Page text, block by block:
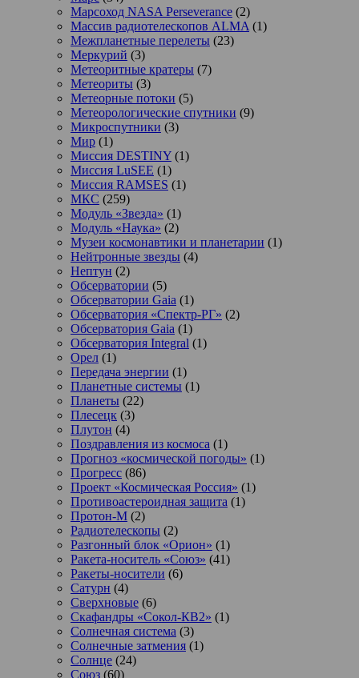
Марсоход NASA Perseverance (2)
Массив радиотелескопов ALMA (1)
Межпланетные перелеты (23)
Меркурий (3)
Метеоритные кратеры (7)
Метеориты (3)
Метеорные потоки (5)
Метеорологические спутники (9)
Микроспутники (3)
Мир (1)
Миссия DESTINY (1)
Миссия LuSEE (1)
Миссия RAMSES (1)
МКС (259)
Модуль «Звезда» (1)
Модуль «Наука» (2)
Музеи космонавтики и планетарии (1)
Нейтронные звезды (4)
Нептун (2)
Обсерватории (5)
Обсерватории Gaia (1)
Обсерватория «Спектр-РГ» (2)
Обсерватория Gaia (1)
Обсерватория Integral (1)
Орел (1)
Передача энергии (1)
Планетные системы (1)
Планеты (22)
Плесецк (3)
Плутон (4)
Поздравления из космоса (1)
Прогноз «космической погоды» (1)
Прогресс (86)
Проект «Космическая Россия» (1)
Противоастероидная защита (1)
Протон-М (2)
Радиотелескопы (2)
Разгонный блок «Орион» (1)
Ракета-носитель «Союз» (41)
Ракеты-носители (6)
Сатурн (4)
Сверхновые (6)
Скафандры «Сокол-КВ2» (1)
Солнечная система (3)
Солнечные затмения (1)
Солнце (24)
Союз (60)